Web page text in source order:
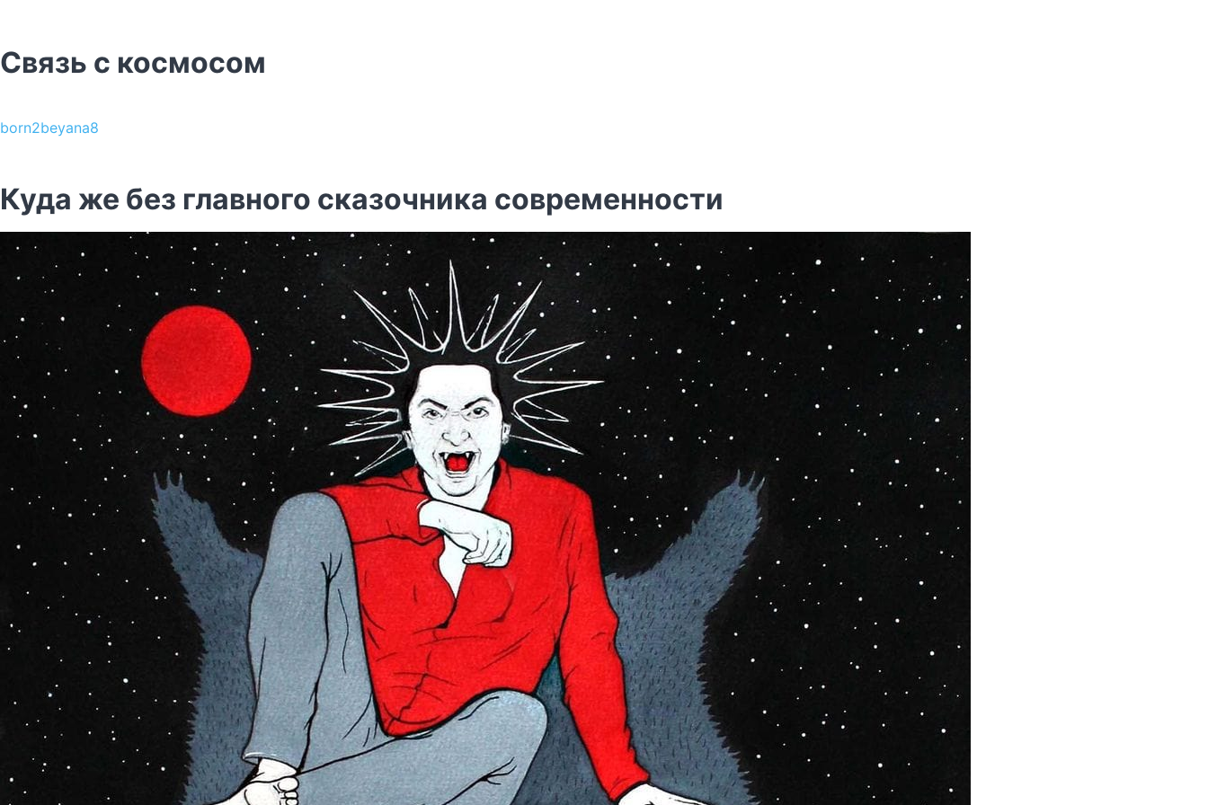
Связь с космосом
born2beyana8
Куда же без главного сказочника современности